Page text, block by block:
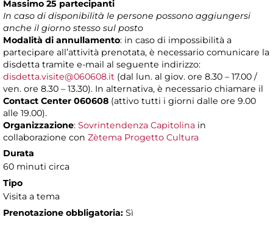
Massimo 25 partecipanti
In caso di disponibilità le persone possono aggiungersi
anche il giorno stesso sul posto
Modalità di annullamento: in caso di impossibilità a
partecipare all’attività prenotata, è necessario comunicare la
disdetta tramite e-mail al seguente indirizzo:
disdetta.visite@060608.it (dal lun. al giov. ore 8.30 – 17.00 /
ven. ore 8.30 – 13.30). In alternativa, è necessario chiamare il
Contact Center 060608 (attivo tutti i giorni dalle ore 9.00
alle 19.00).
Organizzazione: Sovrintendenza Capitolina in
collaborazione con Zètema Progetto Cultura
Durata
60 minuti circa
Tipo
Visita a tema
Prenotazione obbligatoria: Sì